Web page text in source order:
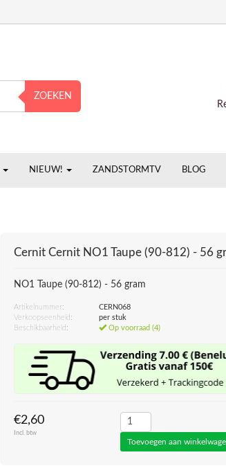
ZOEKEN
NIEUW! ZANDSTORMTV BLOG
Cernit Cernit NO1 Taupe (90-812) - 56
NO1 Taupe (90-812) - 56 gram
Artikelnummer:
CERN068
Verkoopseenheid:
per stuk
Beschikbaarheid:
Op voorraad (4)
€2,60
Incl. btw